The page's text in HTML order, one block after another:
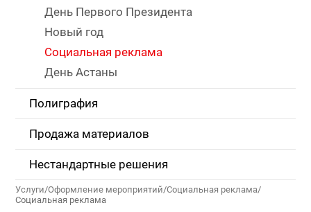
День Первого Президента
Новый год
Социальная реклама
День Астаны
Полиграфия
Продажа материалов
Нестандартные решения
Услуги/Оформление мероприятий/Социальная реклама/
Социальная реклама